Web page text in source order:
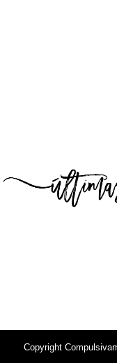
Copyright